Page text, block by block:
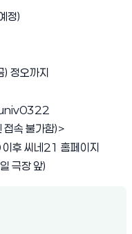
정)
정오까지
속 불가함)>
후 씨네21 홈페이지
극장 앞)